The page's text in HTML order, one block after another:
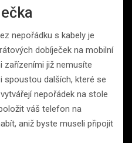
nepořádku s kabely je
dobíječek na mobilní
zařízeními již nemusíte
spoustou dalších, které se
nepořádek na stole
váš telefon na
aniž byste museli připojit